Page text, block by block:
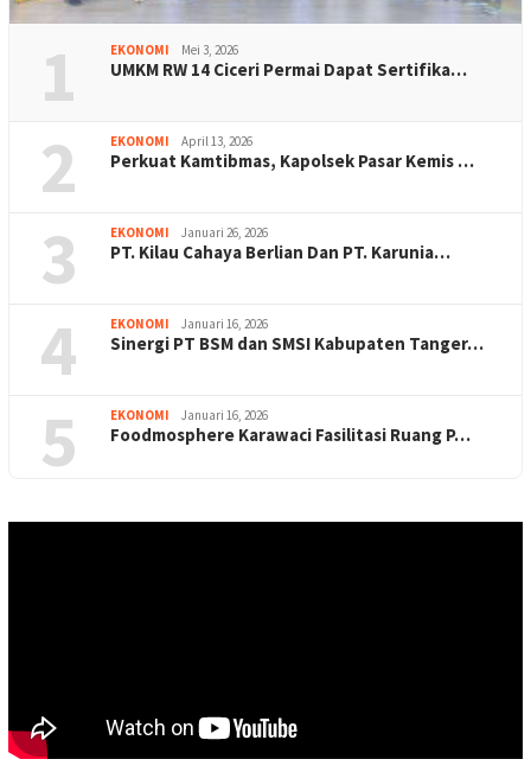
1 EKONOMI Mei 3, 2026
UMKM RW 14 Ciceri Permai Dapat Sertifika…
2 EKONOMI April 13, 2026
Perkuat Kamtibmas, Kapolsek Pasar Kemis …
3 EKONOMI Januari 26, 2026
PT. Kilau Cahaya Berlian Dan PT. Karunia…
4 EKONOMI Januari 16, 2026
Sinergi PT BSM dan SMSI Kabupaten Tanger…
5 EKONOMI Januari 16, 2026
Foodmosphere Karawaci Fasilitasi Ruang P…